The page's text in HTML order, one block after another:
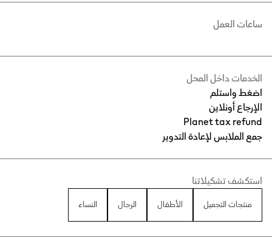
الخدمات داخل المحل
اضغط واستلم
الإرجاع أونلاين
Planet tax refund
جمع الملابس لإعادة التدوير
ساعات العمل
استكشف تشكيلاتنا
منتجات التجميل الأطفال الرجال النساء